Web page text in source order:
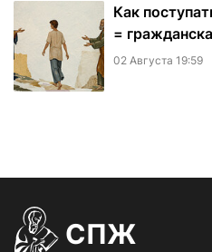
Как
=
02 Августа 19:59
СПЖ